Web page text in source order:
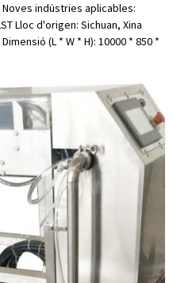
indústries aplicables:
Lloc d'origen: Sichuan, Xina
(L * W * H): 10000 * 850 *